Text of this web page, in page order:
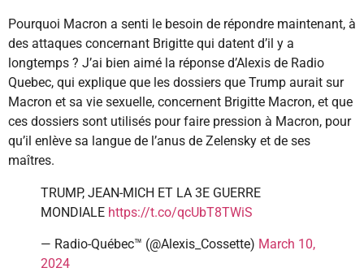
Pourquoi Macron a senti le besoin de répondre maintenant, à
des attaques concernant Brigitte qui datent d’il y a
longtemps ? J’ai bien aimé la réponse d’Alexis de Radio
Quebec, qui explique que les dossiers que Trump aurait sur
Macron et sa vie sexuelle, concernent Brigitte Macron, et que
ces dossiers sont utilisés pour faire pression à Macron, pour
qu’il enlève sa langue de l’anus de Zelensky et de ses
maîtres.
TRUMP, JEAN-MICH ET LA 3E GUERRE
MONDIALE https://t.co/qcUbT8TWiS
— Radio-Québec™ (@Alexis_Cossette) March 10,
2024